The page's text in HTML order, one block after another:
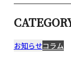
お知らせコラム